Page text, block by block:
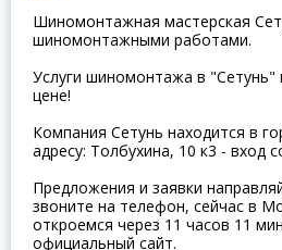
Шиномонтажная мастерская
шиномонтажными работами.
Услуги шиномонтажа в "Сетунь"
цене!
Компания Сетунь находится в
адресу: Толбухина, 10 к3 - вход
Предложения и заявки
звоните на телефон, сейчас в
откроемся через 11 часов 11
официальный сайт.